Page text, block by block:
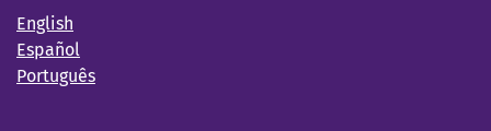
English
Español
Português